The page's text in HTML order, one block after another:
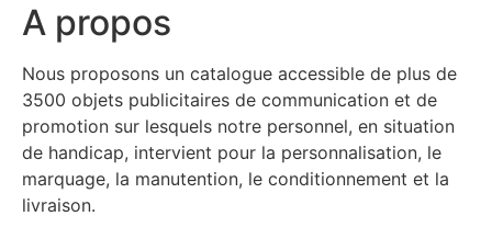
A propos
Nous proposons un catalogue accessible de plus de
3500 objets publicitaires de communication et de
promotion sur lesquels notre personnel, en situation
de handicap, intervient pour la personnalisation, le
marquage, la manutention, le conditionnement et la
livraison.